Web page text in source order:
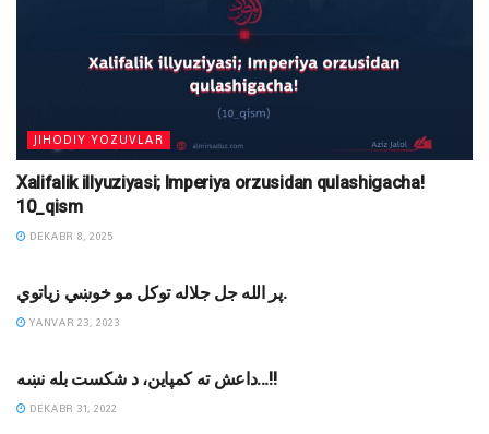
JIHODIY YOZUVLAR
Xalifalik illyuziyasi; Imperiya orzusidan qulashigacha!
10_qism
DEKABR 8, 2025
پر الله جل جلاله توکل مو خوښي زیاتوي.
YANVAR 23, 2023
داعش ته کمپاین، د شکست بله نښه…!!
DEKABR 31, 2022